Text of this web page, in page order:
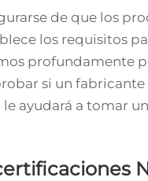
de que los
los requisitos
profundamente
si un
ayudará a tomar